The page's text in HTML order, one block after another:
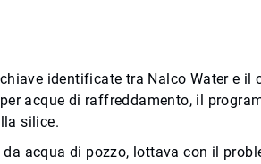
identificate tra Nalco Water e
acque di raffreddamento, il
silice.
acqua di pozzo, lottava con il